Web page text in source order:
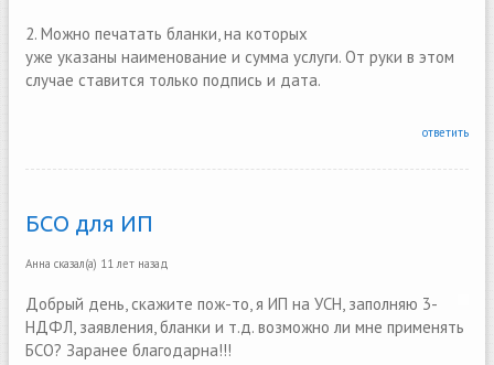
2. Можно печатать бланки, на которых
уже указаны наименование и сумма услуги. От руки в этом
случае ставится только подпись и дата.
ответить
БСО для ИП
Анна сказал(а) 11 лет назад
Добрый день, скажите пож-то, я ИП на УСН, заполняю 3-
НДФЛ, заявления, бланки и т.д. возможно ли мне применять
БСО? Заранее благодарна!!!